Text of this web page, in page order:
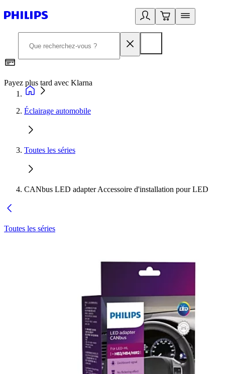
Payez plus tard avec Klarna
Éclairage automobile
Toutes les séries
CANbus LED adapter Accessoire d'installation pour LED
Toutes les séries